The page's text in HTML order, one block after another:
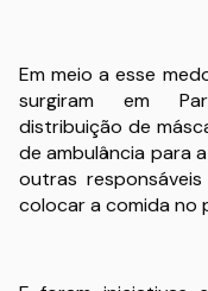
Em meio a esse
surgiram em
distribuição de
de ambulância para
outras
colocar a comida no